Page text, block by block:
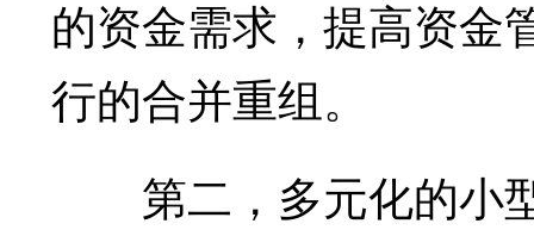
的资金需求，提高资金
行的合并重组。
第二，多元化的小